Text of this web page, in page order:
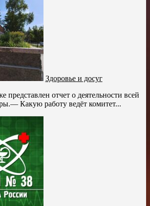
Здоровье и досуг
представлен отчет о деятельности всей
Какую работу ведёт комитет...